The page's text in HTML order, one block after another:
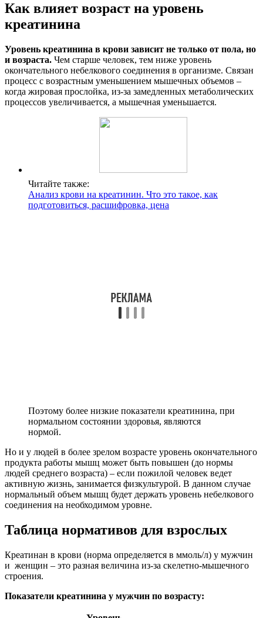
Как влияет возраст на уровень
креатинина
Уровень креатинина в крови зависит не только от пола, но
и возраста. Чем старше человек, тем ниже уровень
окончательного небелкового соединения в организме. Связан
процесс с возрастным уменьшением мышечных объемов –
когда жировая прослойка, из-за замедленных метаболических
процессов увеличивается, а мышечная уменьшается.
Читайте также:
Анализ крови на креатинин. Что это такое, как
подготовиться, расшифровка, цена
Поэтому более низкие показатели креатинина, при
нормальном состоянии здоровья, являются
нормой.
Но и у людей в более зрелом возрасте уровень окончательного
продукта работы мышц может быть повышен (до нормы
людей среднего возраста) – если пожилой человек ведет
активную жизнь, занимается физкультурой. В данном случае
нормальный объем мышц будет держать уровень небелкового
соединения на необходимом уровне.
Таблица нормативов для взрослых
Креатинан в крови (норма определяется в ммоль/л) у мужчин
и женщин – это разная величина из-за скелетно-мышечного
строения.
Показатели креатинина у мужчин по возрасту: